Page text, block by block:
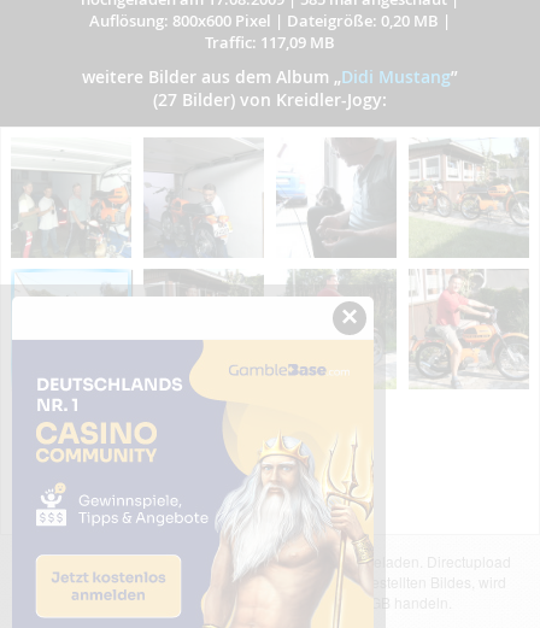
Auflösung: 800x600 Pixel | Dateigröße: 0,20 MB |
Traffic: 117,09 MB
weitere Bilder aus dem Album „Didi Mustang”
(27 Bilder) von Kreidler-Jogy:
Das dargestellte Bild wurde von einem Nutzer hochgeladen. Directupload
übernimmt keinerlei Haftung für den Inhalt des dargestellten Bildes, wird
jedoch bei Verstößen nach §2(3) unserer AGB handeln.
×